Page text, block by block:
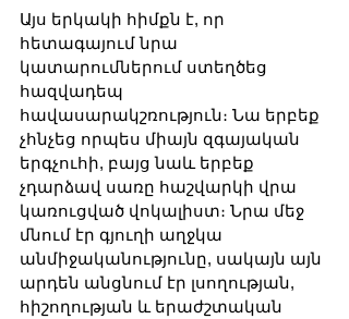
Այս երկակի հիմքն է, որ
հետագայում նրա
կատարումներում ստեղծեց
հազվադեպ
հավասարակշռություն։ Նա երբեք
չհնչեց որպես միայն զգայական
երգչուհի, բայց նաև երբեք
չդարձավ սառը հաշվարկի վրա
կառուցված վոկալիստ։ Նրա մեջ
մնում էր գյուղի աղջկա
անմիջականությունը, սակայն այն
արդեն անցնում էր լսողության,
հիշողության և երաժշտական